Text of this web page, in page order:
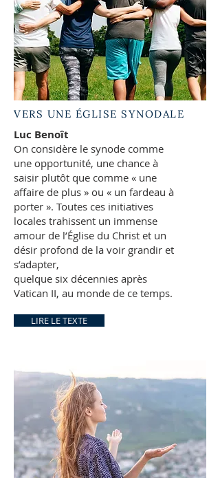
VERS UNE ÉGLISE SYNODALE
Luc Benoît
On considère le synode comme
une opportunité, une chance à
saisir plutôt que comme « une
affaire de plus » ou « un fardeau à
porter ». Toutes ces initiatives
locales trahissent un immense
amour de l’Église du Christ et un
désir profond de la voir grandir et
s’adapter,
quelque six décennies après
Vatican II, au monde de ce temps.
LIRE LE TEXTE